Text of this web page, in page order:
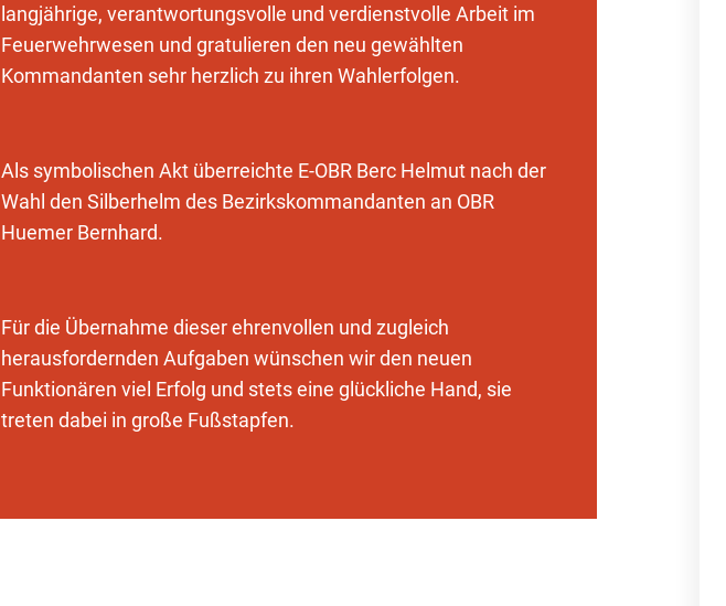
langjährige, verantwortungsvolle und verdienstvolle Arbeit im
Feuerwehrwesen und gratulieren den neu gewählten
Kommandanten sehr herzlich zu ihren Wahlerfolgen.
Als symbolischen Akt überreichte E-OBR Berc Helmut nach der
Wahl den Silberhelm des Bezirkskommandanten an OBR
Huemer Bernhard.
Für die Übernahme dieser ehrenvollen und zugleich
herausfordernden Aufgaben wünschen wir den neuen
Funktionären viel Erfolg und stets eine glückliche Hand, sie
treten dabei in große Fußstapfen.